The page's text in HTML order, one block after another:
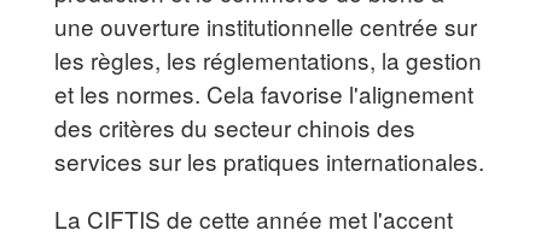
une ouverture institutionnelle centrée sur
les règles, les réglementations, la gestion
et les normes. Cela favorise l'alignement
des critères du secteur chinois des
services sur les pratiques internationales.
La CIFTIS de cette année met l'accent